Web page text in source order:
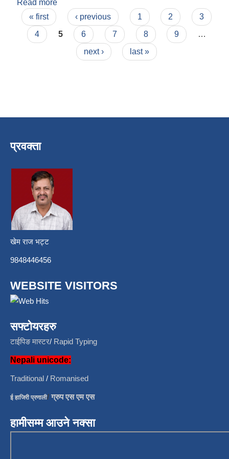
Read more
Pages
« first ‹ previous 1 2
3
4
5 6 7 8 9
…
next ›
last »
प्रवक्ता
खेम राज भट्ट
9848446456
WEBSITE VISITORS
सफ्टोयरहरु
टाईपिङ मास्टर/ Rapid Typing
Nepali unicode:
Traditional / Romanised
ई हाजिरी प्रणाली/ग्रुप एस एम एस
हामीसम्म आउने नक्सा